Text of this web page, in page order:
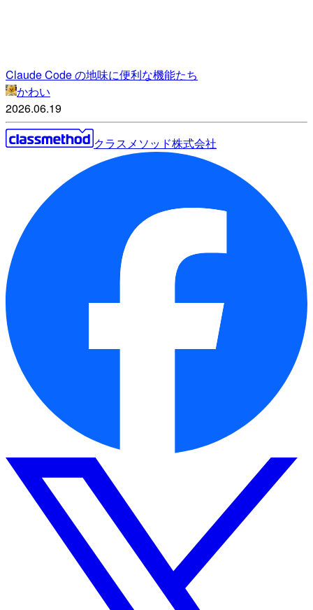
Claude Code の地味に便利な機能たち
かわい
2026.06.19
クラスメソッド株式会社